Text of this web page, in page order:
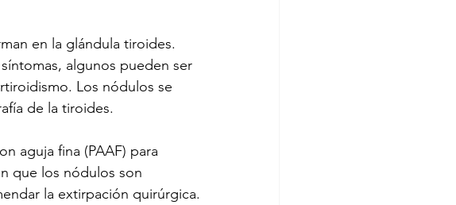
en la glándula tiroides.
algunos pueden ser
Los nódulos se
de la tiroides.
aguja fina (PAAF) para
que los nódulos son
la extirpación quirúrgica.